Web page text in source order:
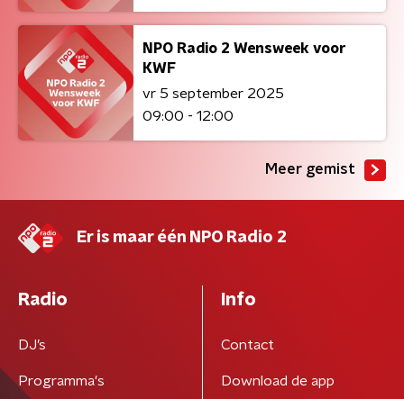
NPO Radio 2 Wensweek voor
KWF
vr 5 september 2025
09:00 - 12:00
Meer gemist
Er is maar één NPO Radio 2
Radio
DJ’s
Programma's
Info
Contact
Download de app